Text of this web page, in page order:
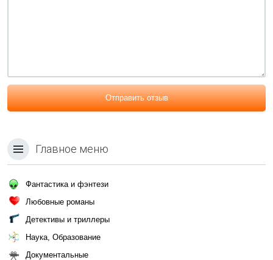
Отправить отзыв
Главное меню
Фантастика и фэнтези
Любовные романы
Детективы и триллеры
Наука, Образование
Документальные